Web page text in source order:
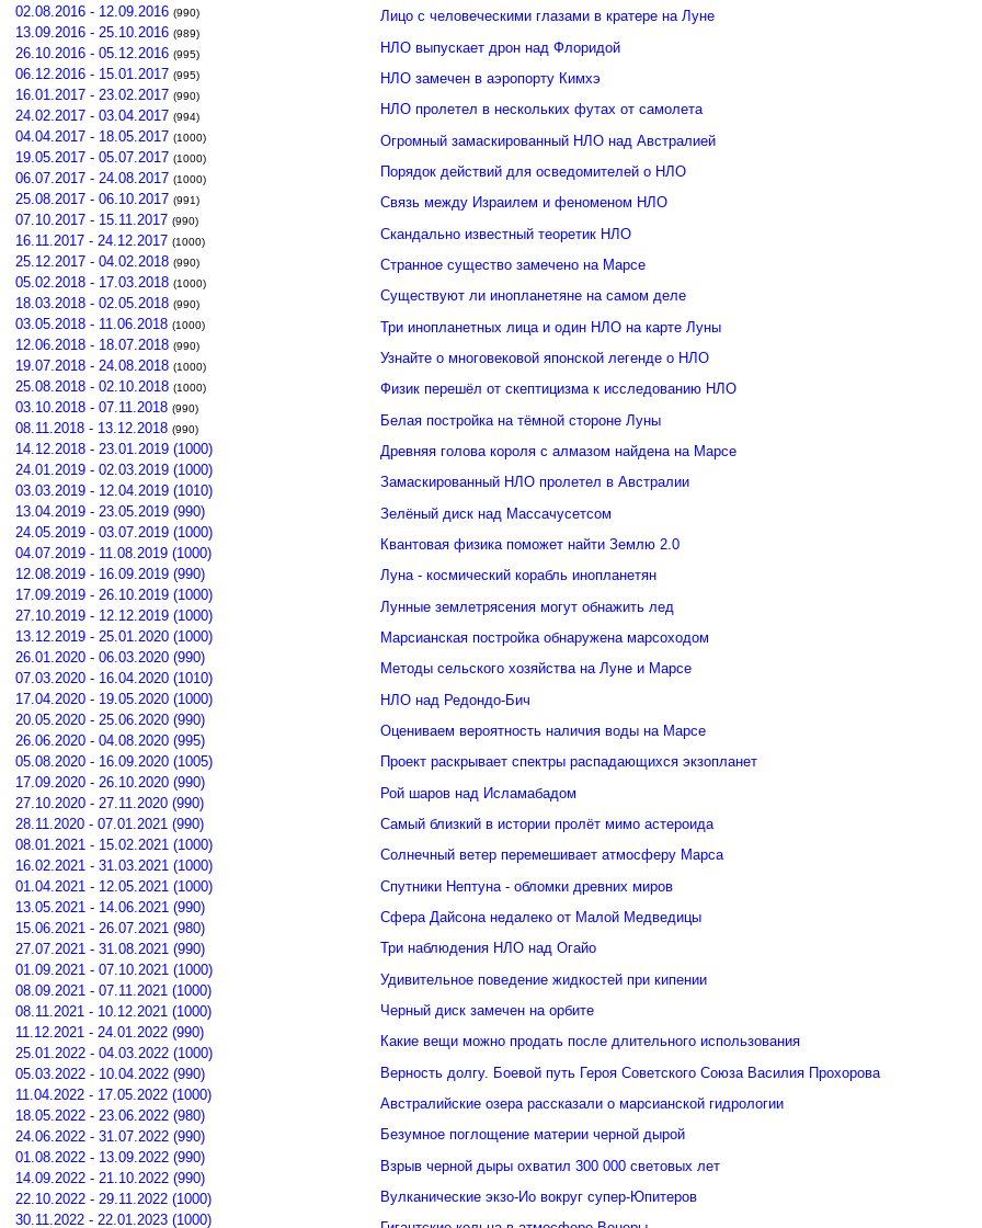
02.08.2016 - 12.09.2016 (990)
13.09.2016 - 25.10.2016 (989)
26.10.2016 - 05.12.2016 (995)
06.12.2016 - 15.01.2017 (995)
16.01.2017 - 23.02.2017 (990)
24.02.2017 - 03.04.2017 (994)
04.04.2017 - 18.05.2017 (1000)
19.05.2017 - 05.07.2017 (1000)
06.07.2017 - 24.08.2017 (1000)
25.08.2017 - 06.10.2017 (991)
07.10.2017 - 15.11.2017 (990)
16.11.2017 - 24.12.2017 (1000)
25.12.2017 - 04.02.2018 (990)
05.02.2018 - 17.03.2018 (1000)
18.03.2018 - 02.05.2018 (990)
03.05.2018 - 11.06.2018 (1000)
12.06.2018 - 18.07.2018 (990)
19.07.2018 - 24.08.2018 (1000)
25.08.2018 - 02.10.2018 (1000)
03.10.2018 - 07.11.2018 (990)
08.11.2018 - 13.12.2018 (990)
14.12.2018 - 23.01.2019 (1000)
24.01.2019 - 02.03.2019 (1000)
03.03.2019 - 12.04.2019 (1010)
13.04.2019 - 23.05.2019 (990)
24.05.2019 - 03.07.2019 (1000)
04.07.2019 - 11.08.2019 (1000)
12.08.2019 - 16.09.2019 (990)
17.09.2019 - 26.10.2019 (1000)
27.10.2019 - 12.12.2019 (1000)
13.12.2019 - 25.01.2020 (1000)
26.01.2020 - 06.03.2020 (990)
07.03.2020 - 16.04.2020 (1010)
17.04.2020 - 19.05.2020 (1000)
20.05.2020 - 25.06.2020 (990)
26.06.2020 - 04.08.2020 (995)
05.08.2020 - 16.09.2020 (1005)
17.09.2020 - 26.10.2020 (990)
27.10.2020 - 27.11.2020 (990)
28.11.2020 - 07.01.2021 (990)
08.01.2021 - 15.02.2021 (1000)
16.02.2021 - 31.03.2021 (1000)
01.04.2021 - 12.05.2021 (1000)
13.05.2021 - 14.06.2021 (990)
15.06.2021 - 26.07.2021 (980)
27.07.2021 - 31.08.2021 (990)
01.09.2021 - 07.10.2021 (1000)
08.09.2021 - 07.11.2021 (1000)
08.11.2021 - 10.12.2021 (1000)
11.12.2021 - 24.01.2022 (990)
25.01.2022 - 04.03.2022 (1000)
05.03.2022 - 10.04.2022 (990)
11.04.2022 - 17.05.2022 (1000)
18.05.2022 - 23.06.2022 (980)
24.06.2022 - 31.07.2022 (990)
01.08.2022 - 13.09.2022 (990)
14.09.2022 - 21.10.2022 (990)
22.10.2022 - 29.11.2022 (1000)
30.11.2022 - 22.01.2023 (1000)
Лицо с человеческими глазами в кратере на Луне
НЛО выпускает дрон над Флоридой
НЛО замечен в аэропорту Кимхэ
НЛО пролетел в нескольких футах от самолета
Огромный замаскированный НЛО над Австралией
Порядок действий для осведомителей о НЛО
Связь между Израилем и феноменом НЛО
Скандально известный теоретик НЛО
Странное существо замечено на Марсе
Существуют ли инопланетяне на самом деле
Три инопланетных лица и один НЛО на карте Луны
Узнайте о многовековой японской легенде о НЛО
Физик перешёл от скептицизма к исследованию НЛО
Белая постройка на тёмной стороне Луны
Древняя голова короля с алмазом найдена на Марсе
Замаскированный НЛО пролетел в Австралии
Зелёный диск над Массачусетсом
Квантовая физика поможет найти Землю 2.0
Луна - космический корабль инопланетян
Лунные землетрясения могут обнажить лед
Марсианская постройка обнаружена марсоходом
Методы сельского хозяйства на Луне и Марсе
НЛО над Редондо-Бич
Оцениваем вероятность наличия воды на Марсе
Проект раскрывает спектры распадающихся экзопланет
Рой шаров над Исламабадом
Самый близкий в истории пролёт мимо астероида
Солнечный ветер перемешивает атмосферу Марса
Спутники Нептуна - обломки древних миров
Сфера Дайсона недалеко от Малой Медведицы
Три наблюдения НЛО над Огайо
Удивительное поведение жидкостей при кипении
Черный диск замечен на орбите
Какие вещи можно продать после длительного использования
Верность долгу. Боевой путь Героя Советского Союза Василия Прохорова
Австралийские озера рассказали о марсианской гидрологии
Безумное поглощение материи черной дырой
Взрыв черной дыры охватил 300 000 световых лет
Вулканические экзо-Ио вокруг супер-Юпитеров